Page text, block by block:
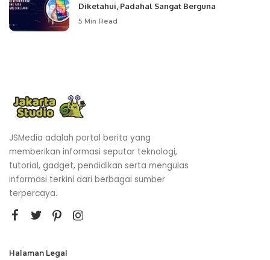
Diketahui, Padahal Sangat Berguna
5 Min Read
JSMedia adalah portal berita yang
memberikan informasi seputar teknologi,
tutorial, gadget, pendidikan serta mengulas
informasi terkini dari berbagai sumber
terpercaya.
Halaman Legal